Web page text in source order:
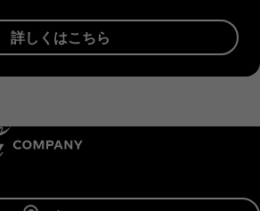
詳しくはこちら